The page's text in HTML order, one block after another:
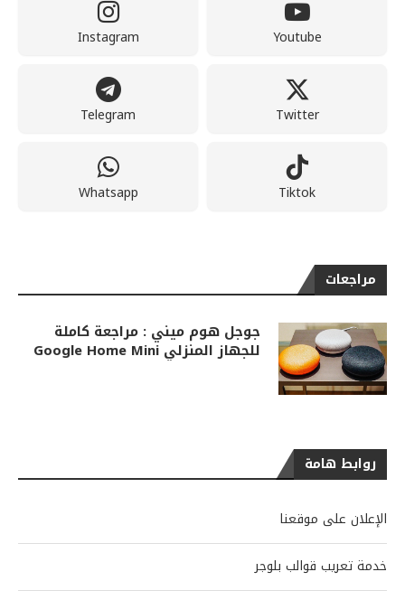
Youtube
Instagram
Twitter
Telegram
Tiktok
Whatsapp
مراجعات
جوجل هوم ميني : مراجعة كاملة
للجهاز المنزلي Google Home Mini
روابط هامة
الإعلان على موقعنا
خدمة تعريب قوالب بلوجر